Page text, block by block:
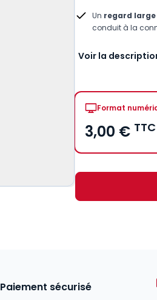
Un regard
conduit à la
Voir la
Format
3,00 € TTC
Paiement sécurisé